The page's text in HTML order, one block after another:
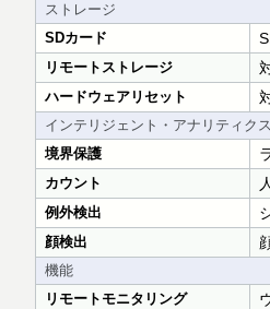
ストレージ
SDカード
リモートストレージ
ハードウェアリセット
インテリジェント・アナリティクス
境界保護
カウント
例外検出
顔検出
機能
リモートモニタリング